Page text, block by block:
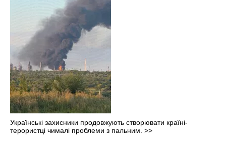
Українські захисники продовжують створювати країні-
терористці чималі проблеми з пальним. >>